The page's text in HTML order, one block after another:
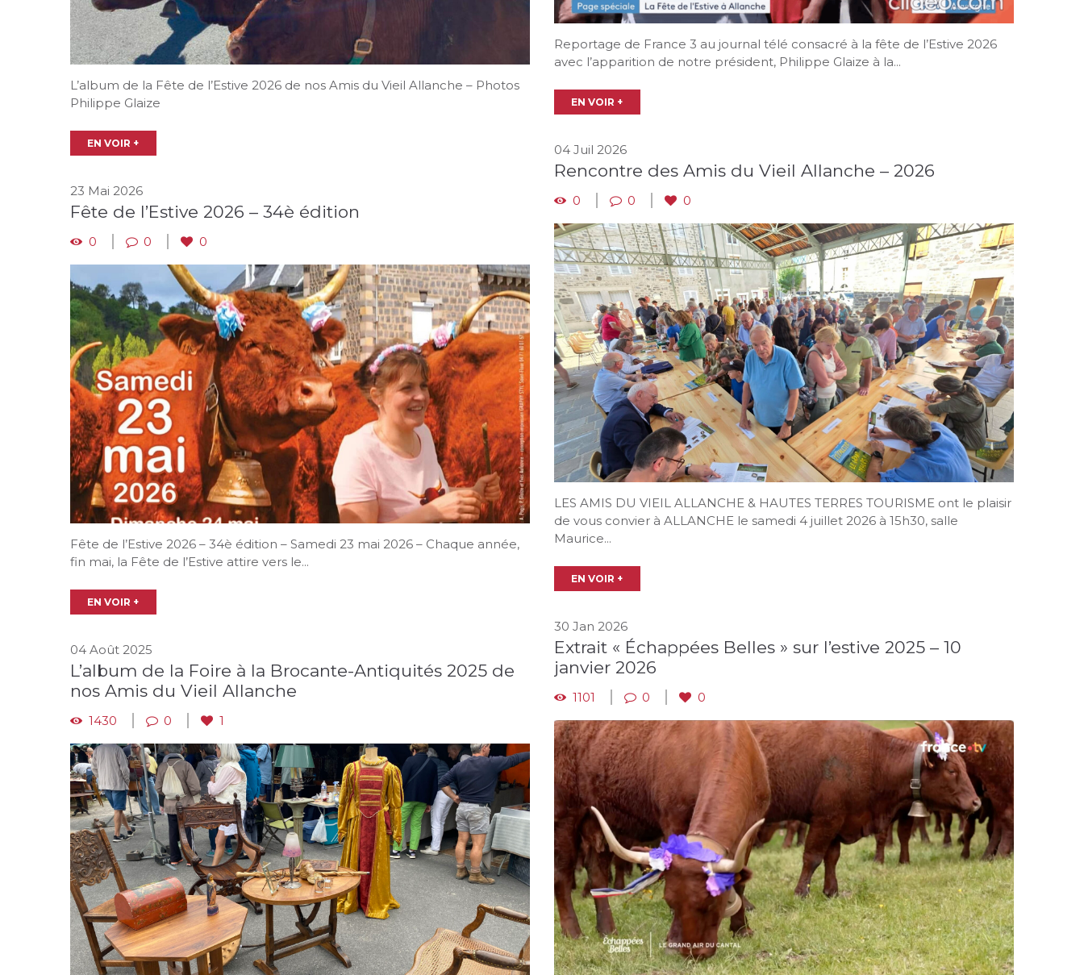
Reportage de France 3 au journal télé consacré à la fête de l’Estive 2026
avec l’apparition de notre président, Philippe Glaize à la...
EN VOIR +
L’album de la Fête de l’Estive 2026 de nos Amis du Vieil Allanche – Photos
Philippe Glaize
EN VOIR + 04 Juil 2026
Rencontre des Amis du Vieil Allanche – 2026
0 0 0
LES AMIS DU VIEIL ALLANCHE & HAUTES TERRES TOURISME ont le plaisir
de vous convier à ALLANCHE le samedi 4 juillet 2026 à 15h30, salle
Maurice...
EN VOIR +
23 Mai 2026
Fête de l’Estive 2026 – 34è édition
0 0 0
Fête de l’Estive 2026 – 34è édition – Samedi 23 mai 2026 – Chaque année,
fin mai, la Fête de l’Estive attire vers le...
EN VOIR +
30 Jan 2026
Extrait « Échappées Belles » sur l’estive 2025 – 10
janvier 2026
1101 0 0
04 Août 2025
L’album de la Foire à la Brocante-Antiquités 2025 de
nos Amis du Vieil Allanche
1430 0 1